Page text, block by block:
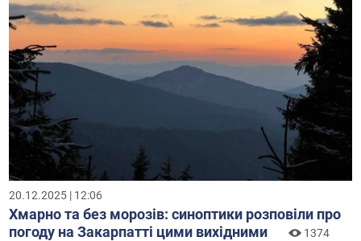
20.12.2025 | 12:06
Хмарно та без морозів: синоптики розповіли про
погоду на Закарпатті цими вихідними
1374